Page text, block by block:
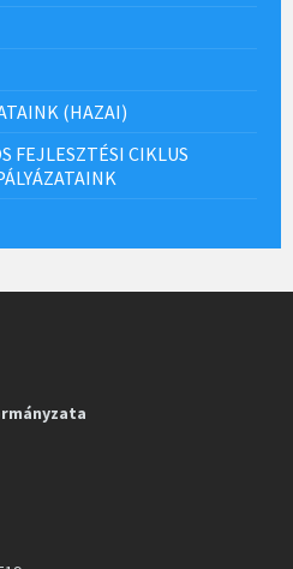
(HAZAI)
FEJLESZTÉSI CIKLUS